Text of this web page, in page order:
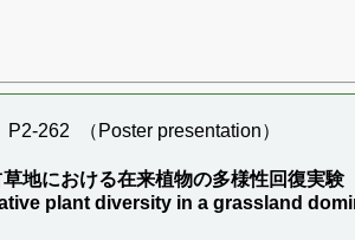
262 （Poster presentation）
地における在来植物の多様性回復実験
plant diversity in a grassland